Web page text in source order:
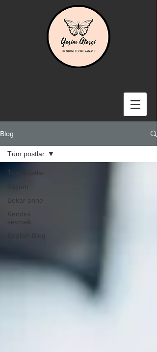
Blog
Tüm postlar
Yaşam
Bekar anne
Kendini
sevmek
English Blog
Tüm postlar